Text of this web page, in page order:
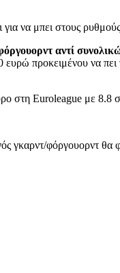
να μπει στους ρυθμούς
αντί
προκειμένου να
Euroleague με 8.8
φόργουορντ θα